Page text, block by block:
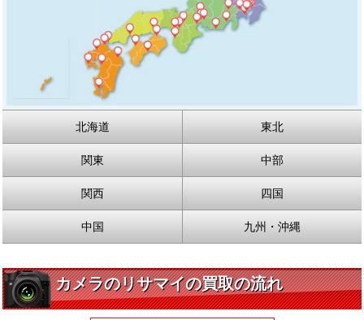
北海道 東北
関東 中部
関西 四国
中国 九州・沖縄